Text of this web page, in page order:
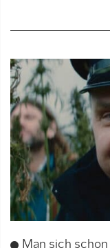
Man sich